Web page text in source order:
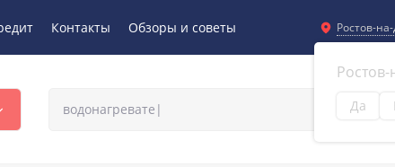
Контакты Обзоры и советы Ростов-
Да